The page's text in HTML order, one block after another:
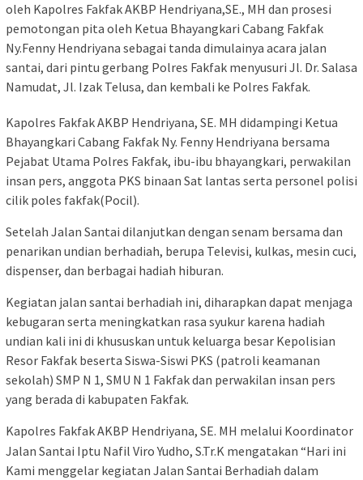
oleh Kapolres Fakfak AKBP Hendriyana,SE., MH dan prosesi
pemotongan pita oleh Ketua Bhayangkari Cabang Fakfak
Ny.Fenny Hendriyana sebagai tanda dimulainya acara jalan
santai, dari pintu gerbang Polres Fakfak menyusuri Jl. Dr. Salasa
Namudat, Jl. Izak Telusa, dan kembali ke Polres Fakfak.
Kapolres Fakfak AKBP Hendriyana, SE. MH didampingi Ketua
Bhayangkari Cabang Fakfak Ny. Fenny Hendriyana bersama
Pejabat Utama Polres Fakfak, ibu-ibu bhayangkari, perwakilan
insan pers, anggota PKS binaan Sat lantas serta personel polisi
cilik poles fakfak(Pocil).
Setelah Jalan Santai dilanjutkan dengan senam bersama dan
penarikan undian berhadiah, berupa Televisi, kulkas, mesin cuci,
dispenser, dan berbagai hadiah hiburan.
Kegiatan jalan santai berhadiah ini, diharapkan dapat menjaga
kebugaran serta meningkatkan rasa syukur karena hadiah
undian kali ini di khususkan untuk keluarga besar Kepolisian
Resor Fakfak beserta Siswa-Siswi PKS (patroli keamanan
sekolah) SMP N 1, SMU N 1 Fakfak dan perwakilan insan pers
yang berada di kabupaten Fakfak.
Kapolres Fakfak AKBP Hendriyana, SE. MH melalui Koordinator
Jalan Santai Iptu Nafil Viro Yudho, S.Tr.K mengatakan “Hari ini
Kami menggelar kegiatan Jalan Santai Berhadiah dalam